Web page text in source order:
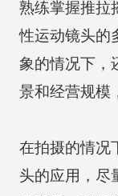
熟练掌握推拉
性运动镜头的
象的情况下，
景和经营规模
在拍摄的情况
头的应用，尽